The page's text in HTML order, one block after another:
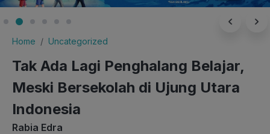
Home Uncategorized
Tak Ada Lagi Penghalang Belajar,
Meski Bersekolah di Ujung Utara
Indonesia
Rabia Edra